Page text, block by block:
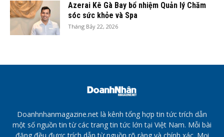
Azerai Kê Gà Bay bổ nhiệm Quản lý Chăm
sóc sức khỏe và Spa
Tháng Bảy 22, 2026
Doanhnhanmagazine.net là kênh tổng hợp tin tức trích dẫn
một số nguồn tin từ các trang tin tức lớn tại Việt Nam. Mỗi bài
đăng đều được trích dẫn từ nguồn rõ ràng và chính xác. Mọi